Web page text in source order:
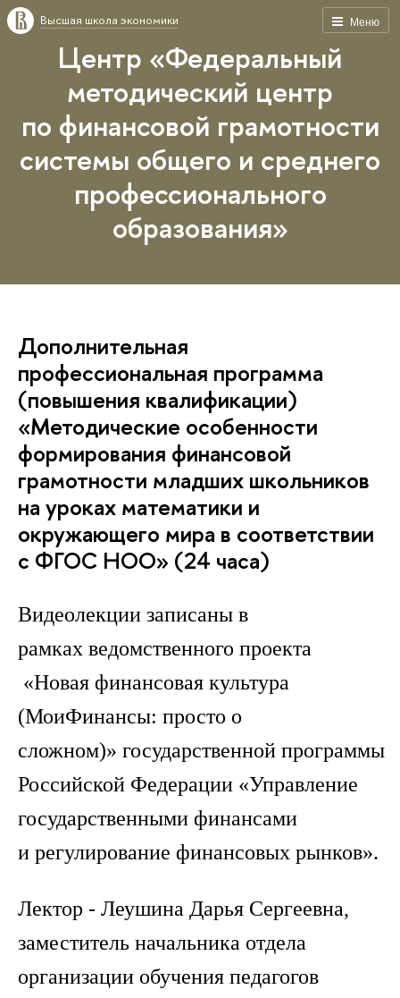
Меню
Высшая школа экономики
Центр «Федеральный
методический центр
по финансовой грамотности
системы общего и среднего
профессионального
образования»
Дополнительная
профессиональная программа
(повышения квалификации)
«Методические особенности
формирования финансовой
грамотности младших школьников
на уроках математики и
окружающего мира в соответствии
с ФГОС НОО» (24 часа)
Видеолекции записаны в
рамках ведомственного проекта
«Новая финансовая культура
(МоиФинансы: просто о
сложном)» государственной программы
Российской Федерации «Управление
государственными финансами
и регулирование финансовых рынков».
Лектор - Леушина Дарья Сергеевна,
заместитель начальника отдела
организации обучения педагогов